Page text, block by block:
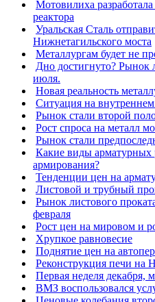
Мотовилиха
реактора
Уральская Сталь
Нижнетагильского моста
Металлургам будет не
Дно достигнуто? Рынок
июля.
Новая реальность
Ситуация на
Рынок стали второй
Рост спроса на металл
Рынок стали
Какие виды арматурных
армирования?
Тенденции цен на
Листовой и трубный
Рынок листового
февраля
Рост цен на мировом и
Хрупкое равновесие
Поднятие цен на
Реконструкция печи
Первая неделя декабря,
ВМЗ воспользовался